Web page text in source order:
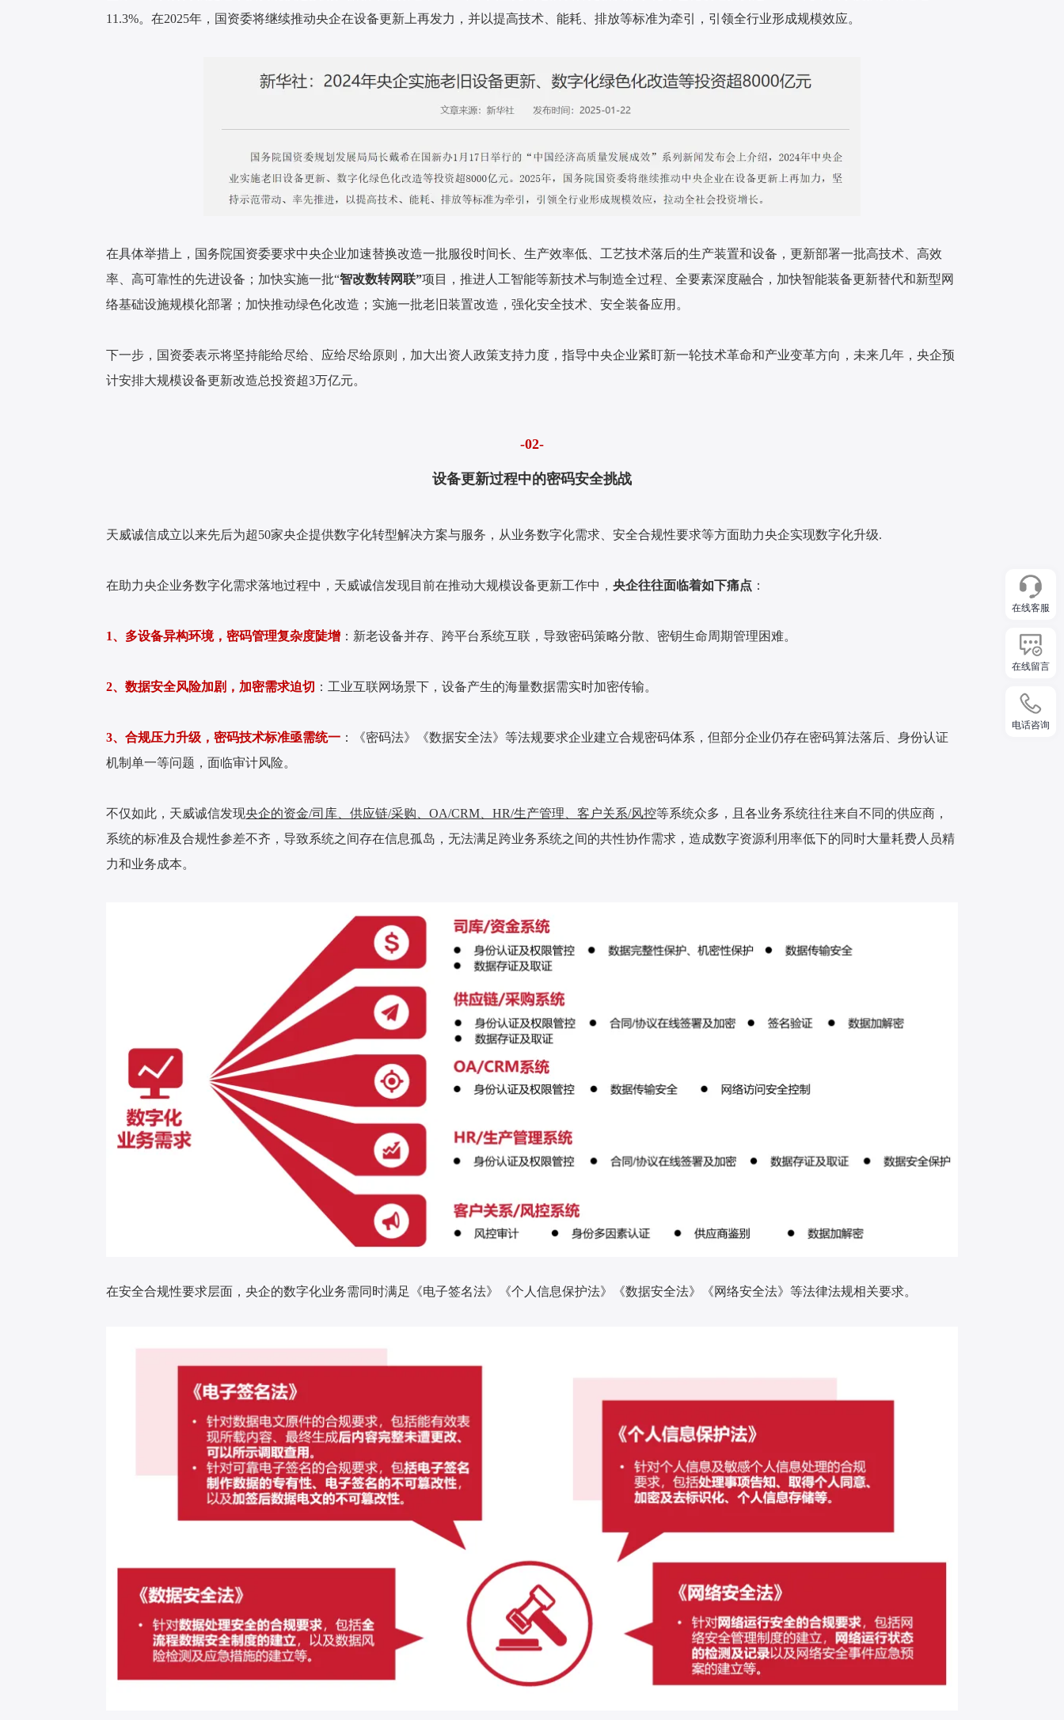
11.3%。在2025年，国资委将继续推动央企在设备更新上再发力，并以提高技术、能耗、排放等标准为牵引，引领全行业形成规模效应。
在具体举措上，国务院国资委要求中央企业加速替换改造一批服役时间长、生产效率低、工艺技术落后的生产装置和设备，更新部署一批高技术、高效
率、高可靠性的先进设备；加快实施一批“智改数转网联”项目，推进人工智能等新技术与制造全过程、全要素深度融合，加快智能装备更新替代和新型网
络基础设施规模化部署；加快推动绿色化改造；实施一批老旧装置改造，强化安全技术、安全装备应用。
下一步，国资委表示将坚持能给尽给、应给尽给原则，加大出资人政策支持力度，指导中央企业紧盯新一轮技术革命和产业变革方向，未来几年，央企预
计安排大规模设备更新改造总投资超3万亿元。
-02-
设备更新过程中的密码安全挑战
天威诚信成立以来先后为超50家央企提供数字化转型解决方案与服务，从业务数字化需求、安全合规性要求等方面助力央企实现数字化升级.
在助力央企业务数字化需求落地过程中，天威诚信发现目前在推动大规模设备更新工作中，央企往往面临着如下痛点 ：
1、多设备异构环境，密码管理复杂度陡增 ：新老设备并存、跨平台系统互联，导致密码策略分散、密钥生命周期管理困难。
2、数据安全风险加剧，加密需求迫切 ：工业互联网场景下，设备产生的海量数据需实时加密传输。
3、合规压力升级，密码技术标准亟需统一 ：《密码法》《数据安全法》等法规要求企业建立合规密码体系，但部分企业仍存在密码算法落后、身份认证
机制单一等问题，面临审计风险。
不仅如此，天威诚信发现央企的资金/司库、供应链/采购、OA/CRM、HR/生产管理、客户关系/风控等系统众多，且各业务系统往往来自不同的供应商，
系统的标准及合规性参差不齐，导致系统之间存在信息孤岛，无法满足跨业务系统之间的共性协作需求，造成数字资源利用率低下的同时大量耗费人员精
力和业务成本。
在安全合规性要求层面，央企的数字化业务需同时满足《电子签名法》《个人信息保护法》《数据安全法》《网络安全法》等法律法规相关要求。
在线客服
在线留言
电话咨询